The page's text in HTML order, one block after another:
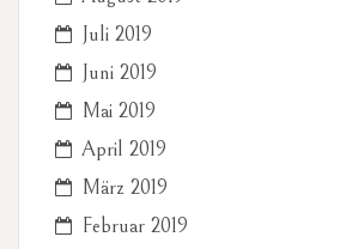
Juli 2019
Juni 2019
Mai 2019
April 2019
März 2019
Februar 2019